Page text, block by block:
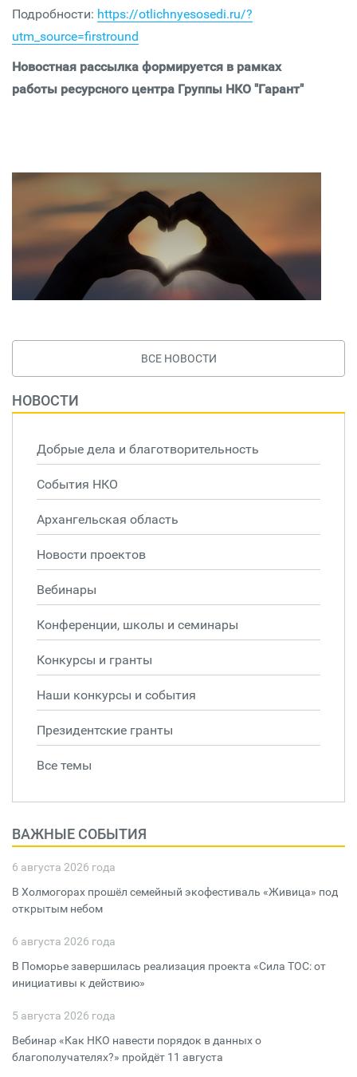
Подробности: https://otlichnyesosedi.ru/?
utm_source=firstround
Новостная рассылка формируется в рамках
работы ресурсного центра Группы НКО "Гарант"
ВСЕ НОВОСТИ
НОВОСТИ
Добрые дела и благотворительность
События НКО
Архангельская область
Новости проектов
Вебинары
Конференции, школы и семинары
Конкурсы и гранты
Наши конкурсы и события
Президентские гранты
Все темы
ВАЖНЫЕ СОБЫТИЯ
6 августа 2026 года
В Холмогорах прошёл семейный экофестиваль «Живица» под
открытым небом
6 августа 2026 года
В Поморье завершилась реализация проекта «Сила ТОС: от
инициативы к действию»
5 августа 2026 года
Вебинар «Как НКО навести порядок в данных о
благополучателях?» пройдёт 11 августа